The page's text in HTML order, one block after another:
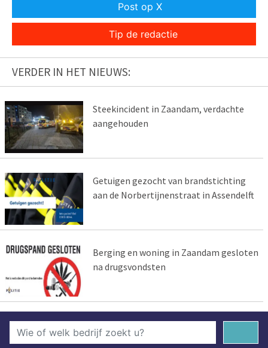
Post op X
Tip de redactie
VERDER IN HET NIEUWS:
Steekincident in Zaandam, verdachte
aangehouden
Getuigen gezocht van brandstichting
aan de Norbertijnenstraat in Assendelft
Berging en woning in Zaandam gesloten
na drugsvondsten